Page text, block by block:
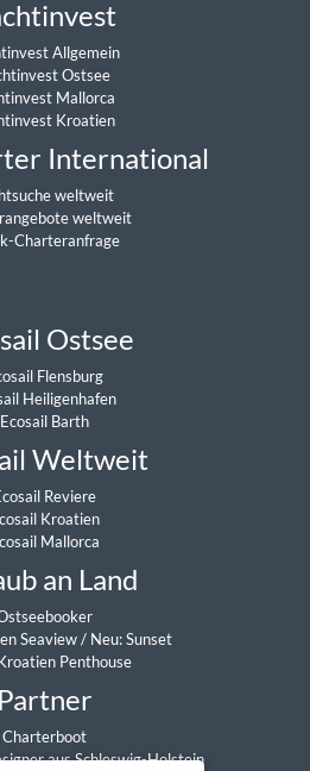
Allgemein
Ostsee
Mallorca
Kroatien
International
weltweit
weltweit
Charteranfrage
Ostsee
Flensburg
Heiligenhafen
Ecosail Barth
Weltweit
Reviere
Kroatien
Mallorca
an Land
Seaview/ Neu: Sunset
Penthouse
Partner
Charterboot
aus Schleswig-Holstein